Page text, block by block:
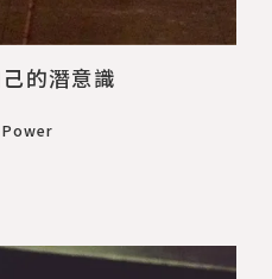
的潛意識
Power